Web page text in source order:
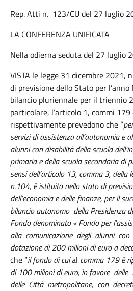
Rep. Atti n. 123/CU del 27 luglio
LA CONFERENZA UNIFICATA
Nella odierna seduta del 27 luglio
VISTA le legge 31 dicembre 2021,
di previsione dello Stato per
bilancio pluriennale per il triennio
particolare, l’articolo 1, commi
rispettivamente prevedono che “
servizi di assistenza all’autonomia e
alunni con disabilità della scuola
primaria e della scuola secondaria di
sensi dell’articolo 13, comma 3,
n.104, è istituito nello stato di
dell’economia e delle finanze, per il
bilancio autonomo della Presidenza
Fondo denominato « Fondo per
alla comunicazione degli alunni
dotazione di 200 milioni di euro a
che “il fondo di cuial comma 179 è
di 100 milioni di euro, in favore
delle Città metropolitane, con